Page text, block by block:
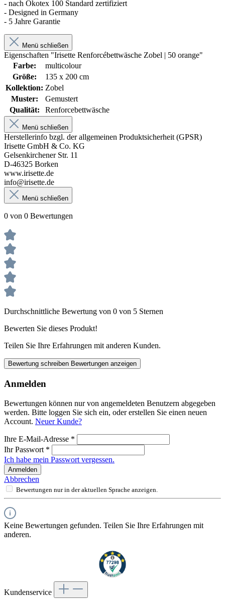
- nach Ökotex 100 Standard zertifiziert
- Designed in Germany
- 5 Jahre Garantie
Menü schließen
Eigenschaften "Irisette Renforcébettwäsche Zobel | 50 orange"
Farbe:
multicolour
Größe:
135 x 200 cm
Kollektion: Zobel
Muster:
Gemustert
Qualität:
Renforcebettwäsche
Menü schließen
Herstellerinfo bzgl. der allgemeinen Produktsicherheit (GPSR)
Irisette GmbH & Co. KG
Gelsenkirchener Str. 11
D-46325 Borken
www.irisette.de
info@irisette.de
Menü schließen
0 von 0 Bewertungen
Durchschnittliche Bewertung von 0 von 5 Sternen
Bewerten Sie dieses Produkt!
Teilen Sie Ihre Erfahrungen mit anderen Kunden.
Bewertung schreiben Bewertungen anzeigen
Anmelden
Bewertungen können nur von angemeldeten Benutzern abgegeben
werden. Bitte loggen Sie sich ein, oder erstellen Sie einen neuen
Account. Neuer Kunde?
Ihre E-Mail-Adresse *
Ihr Passwort *
Ich habe mein Passwort vergessen.
Anmelden
Abbrechen
Bewertungen nur in der aktuellen Sprache anzeigen.
Keine Bewertungen gefunden. Teilen Sie Ihre Erfahrungen mit
anderen.
Kundenservice